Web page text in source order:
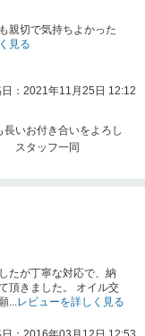
親切で気持ちよかった
見る
：2021年11月25日 12:12
いお付き合いをよろし
フ一同
たが丁寧な対応で、納
頂きました。 オイル交
... レビューを詳しく見る